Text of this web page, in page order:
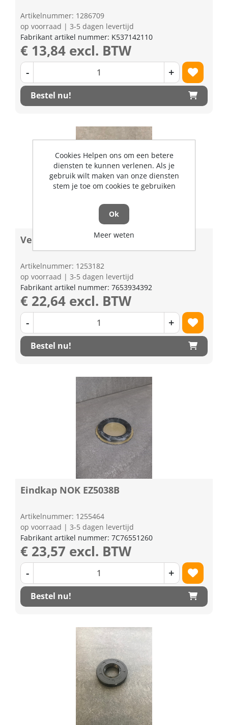
Artikelnummer: 1286709
op voorraad | 3-5 dagen levertijd
Fabrikant artikel nummer: K537142110
€ 13,84 excl. BTW
- +
Bestel nu!
Verloopbus met binnenvertanding
Artikelnummer: 1253182
op voorraad | 3-5 dagen levertijd
Fabrikant artikel nummer: 7653934392
€ 22,64 excl. BTW
- +
Bestel nu!
Eindkap NOK EZ5038B
Artikelnummer: 1255464
op voorraad | 3-5 dagen levertijd
Fabrikant artikel nummer: 7C76551260
€ 23,57 excl. BTW
- +
Bestel nu!
Cookies Helpen ons om een betere
diensten te kunnen verlenen. Als je
gebruik wilt maken van onze diensten
stem je toe om cookies te gebruiken
Ok
Meer weten